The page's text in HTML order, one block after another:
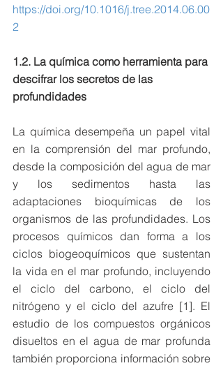
https://doi.org/10.1016/j.tree.2014.06.00
2
1.2. La química como herramienta para
descifrar los secretos de las
profundidades
La química desempeña un papel vital
en la comprensión del mar profundo,
desde la composición del agua de mar
y los sedimentos hasta las
adaptaciones bioquímicas de los
organismos de las profundidades. Los
procesos químicos dan forma a los
ciclos biogeoquímicos que sustentan
la vida en el mar profundo, incluyendo
el ciclo del carbono, el ciclo del
nitrógeno y el ciclo del azufre [1]. El
estudio de los compuestos orgánicos
disueltos en el agua de mar profunda
también proporciona información sobre